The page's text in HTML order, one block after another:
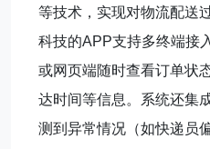
等技术，实现对物流配送
科技的APP支持多终端接
或网页端随时查看订单状
达时间等信息。系统还集
测到异常情况（如快递员